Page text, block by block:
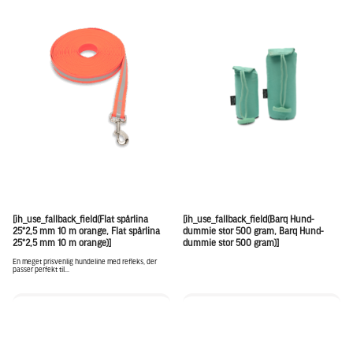
[ih_use_fallback_field(Flat spårlina
25*2,5 mm 10 m orange, Flat spårlina
25*2,5 mm 10 m orange)]
En meget prisvenlig hundeline med refleks, der
passer perfekt til...
[ih_use_fallback_field(Barq Hund-
dummie stor 500 gram, Barq Hund-
dummie stor 500 gram)]